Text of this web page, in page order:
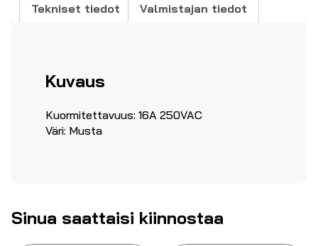
Tekniset tiedot Valmistajan tiedot
Kuvaus
Kuormitettavuus: 16A 250VAC
Väri: Musta
Sinua saattaisi kiinnostaa